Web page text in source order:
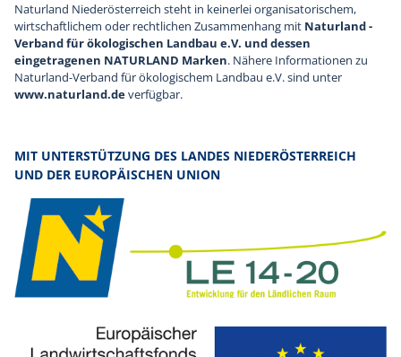
Naturland Niederösterreich steht in keinerlei organisatorischem,
wirtschaftlichem oder rechtlichen Zusammenhang mit Naturland -
Verband für ökologischen Landbau e.V. und dessen
eingetragenen NATURLAND Marken. Nähere Informationen zu
Naturland-Verband für ökologischem Landbau e.V. sind unter
www.naturland.deverfügbar.
MIT UNTERSTÜTZUNG DES LANDES NIEDERÖSTERREICH
UND DER EUROPÄISCHEN UNION